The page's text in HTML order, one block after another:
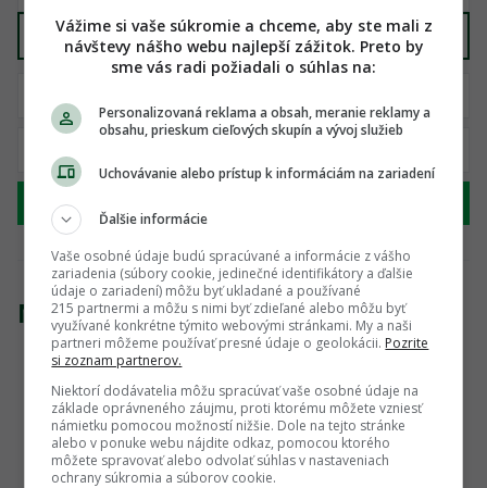
Domy/chaty
Nenašli sme žiadny produkt
1
Vážime si vaše súkromie a chceme, aby ste mali z
návštevy nášho webu najlepší zážitok. Preto by
sme vás radi požiadali o súhlas na:
Personalizovaná reklama a obsah, meranie reklamy a
obsahu, prieskum cieľových skupín a vývoj služieb
Uchovávanie alebo prístup k informáciám na zariadení
Ďalšie informácie
Vaše osobné údaje budú spracúvané a informácie z vášho
zariadenia (súbory cookie, jedinečné identifikátory a ďalšie
údaje o zariadení) môžu byť ukladané a používané
215 partnermi a môžu s nimi byť zdieľané alebo môžu byť
využívané konkrétne týmito webovými stránkami. My a naši
partneri môžeme používať presné údaje o geolokácii. Pozrite
si zoznam partnerov.
Niektorí dodávatelia môžu spracúvať vaše osobné údaje na
základe oprávneného záujmu, proti ktorému môžete vzniesť
námietku pomocou možností nižšie. Dole na tejto stránke
alebo v ponuke webu nájdite odkaz, pomocou ktorého
môžete spravovať alebo odvolať súhlas v nastaveniach
ochrany súkromia a súborov cookie.